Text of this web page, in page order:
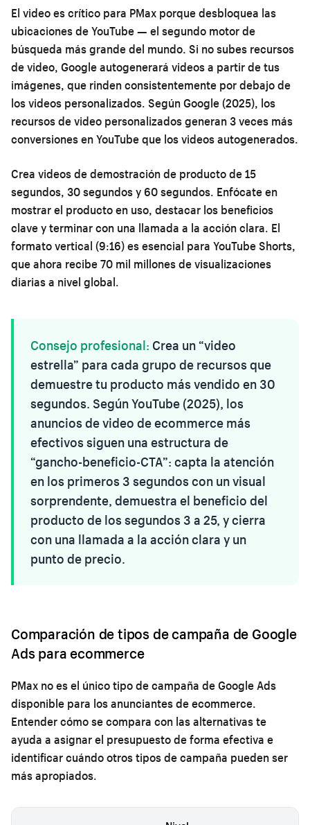
El video es crítico para PMax porque desbloquea las
ubicaciones de YouTube — el segundo motor de
búsqueda más grande del mundo. Si no subes recursos
de video, Google autogenerará videos a partir de tus
imágenes, que rinden consistentemente por debajo de
los videos personalizados. Según Google (2025), los
recursos de video personalizados generan 3 veces más
conversiones en YouTube que los videos autogenerados.
Crea videos de demostración de producto de 15
segundos, 30 segundos y 60 segundos. Enfócate en
mostrar el producto en uso, destacar los beneficios
clave y terminar con una llamada a la acción clara. El
formato vertical (9:16) es esencial para YouTube Shorts,
que ahora recibe 70 mil millones de visualizaciones
diarias a nivel global.
Consejo profesional: Crea un “video
estrella” para cada grupo de recursos que
demuestre tu producto más vendido en 30
segundos. Según YouTube (2025), los
anuncios de video de ecommerce más
efectivos siguen una estructura de
“gancho-beneficio-CTA”: capta la atención
en los primeros 3 segundos con un visual
sorprendente, demuestra el beneficio del
producto de los segundos 3 a 25, y cierra
con una llamada a la acción clara y un
punto de precio.
Comparación de tipos de campaña de Google
Ads para ecommerce
PMax no es el único tipo de campaña de Google Ads
disponible para los anunciantes de ecommerce.
Entender cómo se compara con las alternativas te
ayuda a asignar el presupuesto de forma efectiva e
identificar cuándo otros tipos de campaña pueden ser
más apropiados.